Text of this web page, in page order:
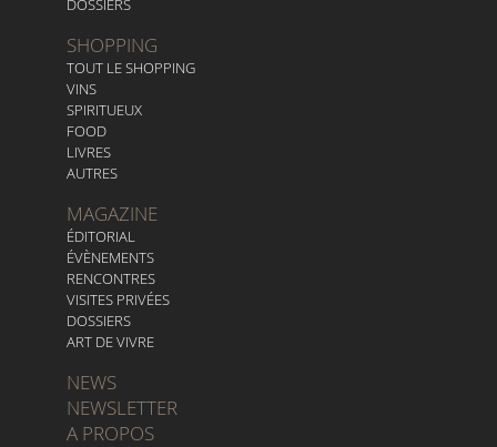
SHOPPING
TOUT LE SHOPPING
VINS
SPIRITUEUX
FOOD
LIVRES
AUTRES
MAGAZINE
ÉDITORIAL
ÉVÈNEMENTS
RENCONTRES
VISITES PRIVÉES
DOSSIERS
ART DE VIVRE
NEWS
NEWSLETTER
A PROPOS